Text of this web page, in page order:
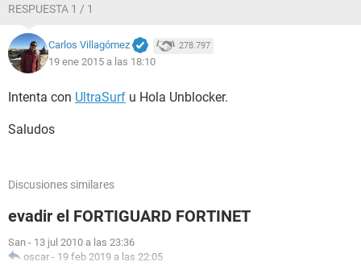
RESPUESTA 1 / 1
Carlos Villagómez 278.797
19 ene 2015 a las 18:10
Intenta con UltraSurf u Hola Unblocker.
Saludos
Discusiones similares
evadir el FORTIGUARD FORTINET
San - 13 jul 2010 a las 23:36
oscar - 19 feb 2019 a las 22:05